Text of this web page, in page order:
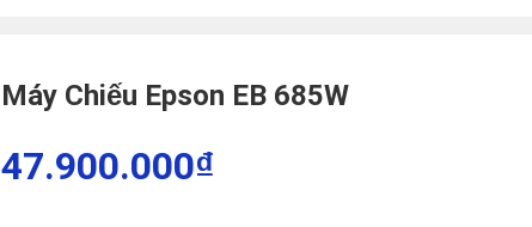
Máy Chiếu Epson EB 685W
47.900.000₫